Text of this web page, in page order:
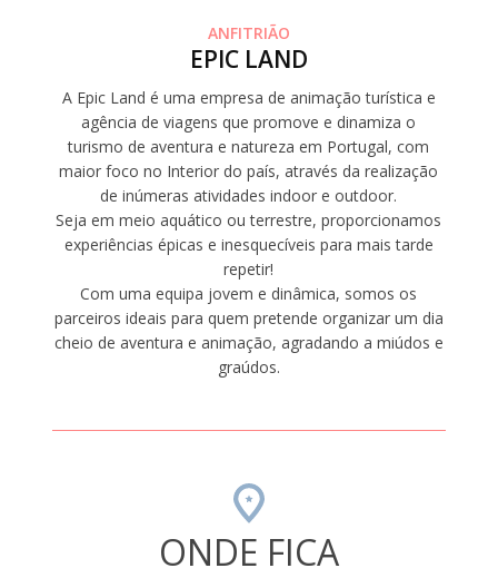
ANFITRIÃO
EPIC LAND
A Epic Land é uma empresa de animação turística e
agência de viagens que promove e dinamiza o
turismo de aventura e natureza em Portugal, com
maior foco no Interior do país, através da realização
de inúmeras atividades indoor e outdoor.
Seja em meio aquático ou terrestre, proporcionamos
experiências épicas e inesquecíveis para mais tarde
repetir!
Com uma equipa jovem e dinâmica, somos os
parceiros ideais para quem pretende organizar um dia
cheio de aventura e animação, agradando a miúdos e
graúdos.
ONDE FICA